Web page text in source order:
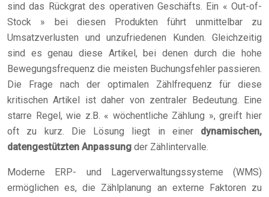
sind das Rückgrat des operativen Geschäfts. Ein « Out-of-
Stock » bei diesen Produkten führt unmittelbar zu
Umsatzverlusten und unzufriedenen Kunden. Gleichzeitig
sind es genau diese Artikel, bei denen durch die hohe
Bewegungsfrequenz die meisten Buchungsfehler passieren.
Die Frage nach der optimalen Zählfrequenz für diese
kritischen Artikel ist daher von zentraler Bedeutung. Eine
starre Regel, wie z.B. « wöchentliche Zählung », greift hier
oft zu kurz. Die Lösung liegt in einer dynamischen,
datengestützten Anpassung der Zählintervalle.
Moderne ERP- und Lagerverwaltungssysteme (WMS)
ermöglichen es, die Zählplanung an externe Faktoren zu